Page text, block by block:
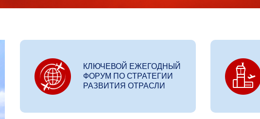
КЛЮЧЕВОЙ ЕЖЕГОДНЫЙ
ФОРУМ ПО СТРАТЕГИИ
РАЗВИТИЯ ОТРАСЛИ